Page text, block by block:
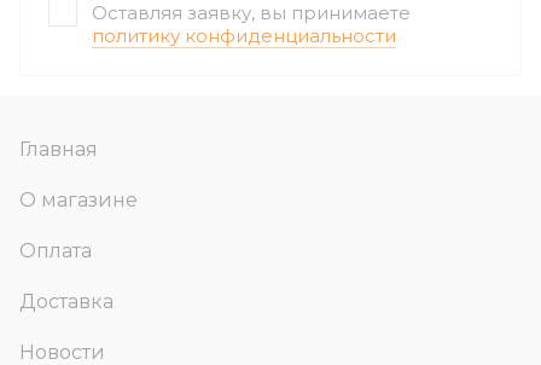
Главная
О магазине
Оплата
Доставка
Новости
Оставляя заявку, вы принимаете
политику конфиденциальности